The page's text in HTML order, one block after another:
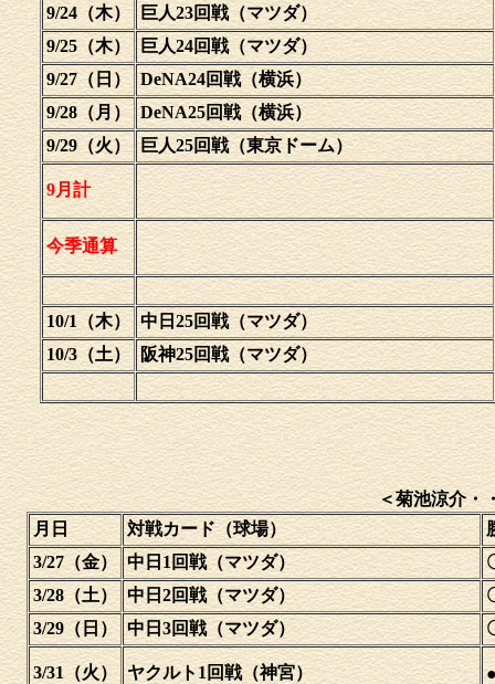
9/24（木） 巨人23回戦（マツダ）
9/25（木） 巨人24回戦（マツダ）
9/27（日） DeNA24回戦（横浜）
9/28（月） DeNA25回戦（横浜）
9/29（火） 巨人25回戦（東京ドーム）
9月計
今季通算
10/1（木）
中日25回戦（マツダ）
10/3（土） 阪神25回戦（マツダ）
＜菊池涼介・
月日
対戦カード（球場）
3/27（金） 中日1回戦（マツダ）
3/28（土） 中日2回戦（マツダ）
3/29（日）
中日3回戦（マツダ）
3/31（火） ヤクルト1回戦（神宮）